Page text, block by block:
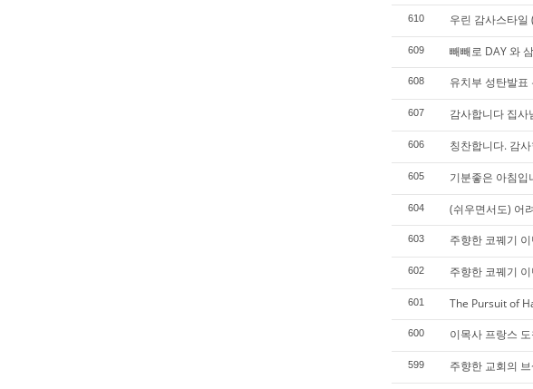
610 우린 감사스타
609 빼빼로 DAY 와
608 유치부 성탄발
607 감사합니다 집사
606 칭찬합니다. 감
605 기분좋은 아침입
604 (쉬우면서도) 어
603 주향한 코꿰기
602 주향한 코꿰기
601 The Pursuit of
600 이목사 프랑스
599 주향한 교회의